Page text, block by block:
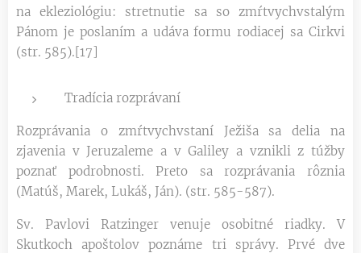
na ekleziológiu: stretnutie sa so zmŕtvychvstalým
Pánom je poslaním a udáva formu rodiacej sa Cirkvi
(str. 585).[17]
Tradícia rozprávaní
Rozprávania o zmŕtvychvstaní Ježiša sa delia na
zjavenia v Jeruzaleme a v Galiley a vznikli z túžby
poznať podrobnosti. Preto sa rozprávania rôznia
(Matúš, Marek, Lukáš, Ján). (str. 585-587).
Sv. Pavlovi Ratzinger venuje osobitné riadky. V
Skutkoch apoštolov poznáme tri správy. Prvé dve